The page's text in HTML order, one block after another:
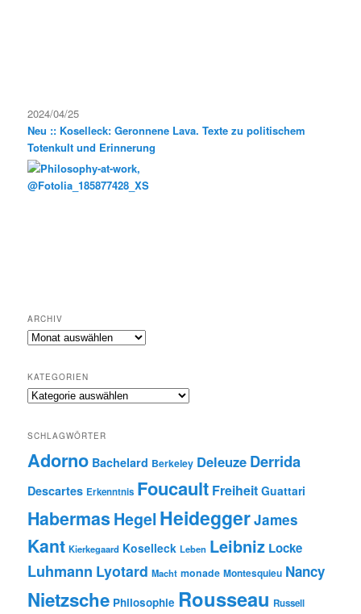
2024/04/25
Neu :: Koselleck: Geronnene Lava. Texte zu politischem
Totenkult und Erinnerung
ARCHIV
Archiv
KATEGORIEN
Kategorien
SCHLAGWÖRTER
Adorno Bachelard Berkeley Deleuze Derrida
Descartes Erkenntnis Foucault Freiheit Guattari
Habermas Hegel HeideggerJames
Kant Kierkegaard Koselleck Leben Leibniz Locke
Luhmann Lyotard Macht monade Montesquieu Nancy
Nietzsche Philosophie Rousseau Russell